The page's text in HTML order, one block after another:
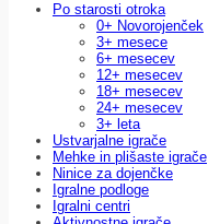
Po starosti otroka
0+ Novorojenček
3+ mesece
6+ mesecev
12+ mesecev
18+ mesecev
24+ mesecev
3+ leta
Ustvarjalne igrače
Mehke in plišaste igrače
Ninice za dojenčke
Igralne podloge
Igralni centri